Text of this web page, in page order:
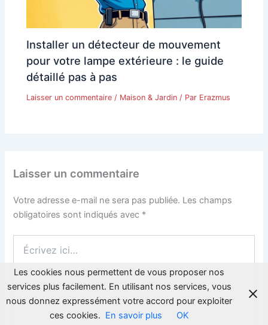
Installer un détecteur de mouvement
pour votre lampe extérieure : le guide
détaillé pas à pas
Laisser un commentaire / Maison & Jardin / Par Erazmus
Laisser un commentaire
Votre adresse e-mail ne sera pas publiée. Les champs
obligatoires sont indiqués avec *
ici…
Les cookies nous permettent de vous proposer nos
services plus facilement. En utilisant nos services, vous
nous donnez expressément votre accord pour exploiter
ces cookies. En savoir plus OK